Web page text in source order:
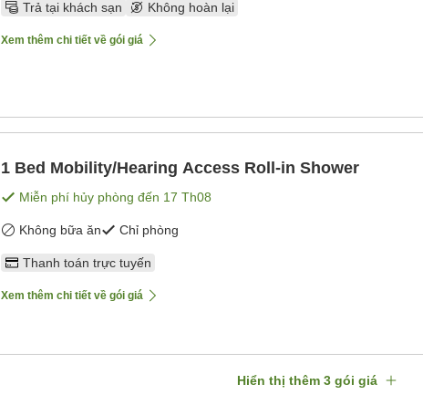
Trả tại khách sạn Không hoàn lại
Xem thêm chi tiết về gói giá
1 Bed Mobility/Hearing Access Roll-in Shower
Miễn phí hủy phòng đến 17 Th08
Không bữa ăn Chỉ phòng
Thanh toán trực tuyến
Xem thêm chi tiết về gói giá
Hiển thị thêm 3 gói giá